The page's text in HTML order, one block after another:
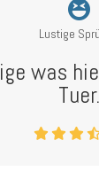
Lustige
was
Tuer.